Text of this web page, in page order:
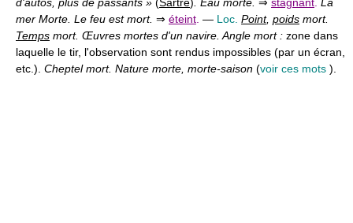
d'autos, plus de passants » (Sartre). Eau morte. ⇒ stagnant. La
mer Morte. Le feu est mort. ⇒ éteint. — Loc. Point, poids mort.
Temps mort. Œuvres mortes d'un navire. Angle mort : zone dans
laquelle le tir, l'observation sont rendus impossibles (par un écran,
etc.). Cheptel mort. Nature morte, morte-saison (voir ces mots ).